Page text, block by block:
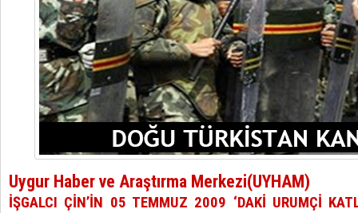
Uygur Haber ve Araştırma Merkezi(UYHAM)
İŞGALCI ÇİN’İN 05 TEMMUZ 2009 ‘DAKİ URUMÇİ